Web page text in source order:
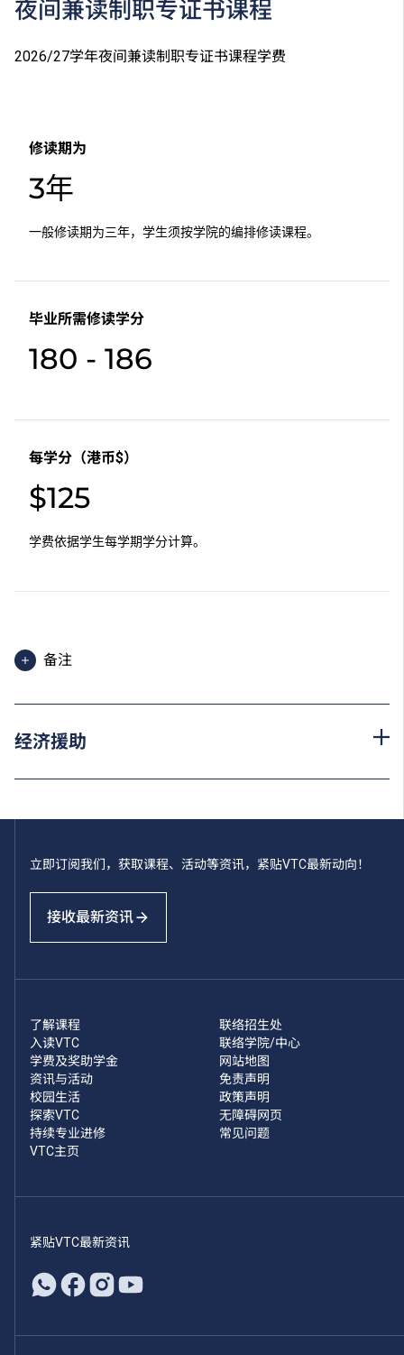
夜间兼读制职专证书课程
2026/27学年夜间兼读制职专证书课程学费
修读期为
3年
一般修读期为三年，学生须按学院的编排修读课程。
毕业所需修读学分
180 - 186
每学分（港币$）
$125
学费依据学生每学期学分计算。
备注
为增强对学生的学习支援，学院或会要求部分学生修读
经济援助
立即订阅我们，获取课程、活动等资讯，紧贴VTC最新动向！
接收最新资讯
了解课程
入读VTC
学费及奖助学金
资讯与活动
校园生活
探索VTC
持续专业进修
VTC主页
联络招生处
联络学院/中心
网站地图
免责声明
政策声明
无障碍网页
常见问题
紧贴VTC最新资讯